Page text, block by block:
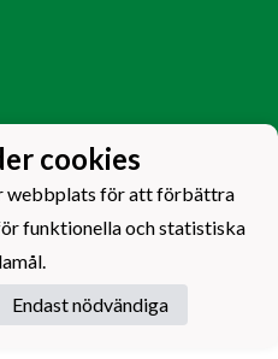
cookies
webbplats för att förbättra
funktionella och statistiska
Endast nödvändiga